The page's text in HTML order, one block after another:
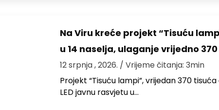
Na Viru kreće projekt “Tisuću
u 14 naselja, ulaganje vrijedno
12 srpnja , 2026. / Vrijeme čitanja: 3min
Projekt “Tisuću lampi”, vrijedan 370
LED javnu rasvjetu u…